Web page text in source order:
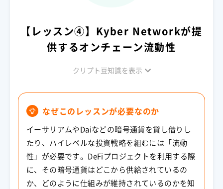
【レッスン④】Kyber Networkが提
供するオンチェーン流動性
クリプト豆知識を表示
なぜこのレッスンが必要なのか
イーサリアムやDaiなどの暗号通貨を貸し借りし
たり、ハイレベルな投資戦略を組むには「流動
性」が必要です。DeFiプロジェクトを利用する際
に、その暗号通貨はどこから供給されているの
か、どのように仕組みが維持されているのかを知